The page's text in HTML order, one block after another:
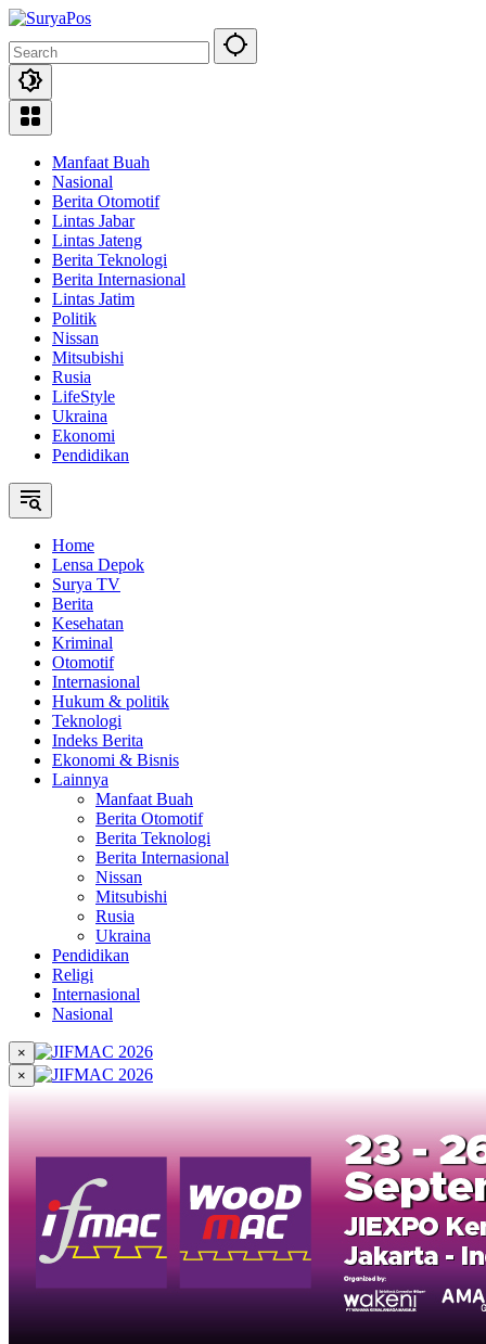
Skip
content
Manfaat Buah
Nasional
Berita Otomotif
Lintas Jabar
Lintas Jateng
Berita Teknologi
Berita Internasional
Lintas Jatim
Politik
Nissan
Mitsubishi
Rusia
LifeStyle
Ukraina
Ekonomi
Pendidikan
Home
Lensa Depok
Surya TV
Berita
Kesehatan
Kriminal
Otomotif
Internasional
Hukum & politik
Teknologi
Indeks Berita
Ekonomi & Bisnis
Lainnya
Manfaat Buah
Berita Otomotif
Berita Teknologi
Berita Internasional
Nissan
Mitsubishi
Rusia
Ukraina
Pendidikan
Religi
Internasional
Nasional
×
×